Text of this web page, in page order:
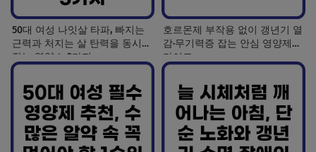
50대 여성 나잇살 타파, 빠지는
근력과 처지는 살 탄력을 동시에
잡는 영양소 3가지
호르몬제 부작용 없이 갱년기 열
감·무기력증 잡는 안심 영양제
가이드